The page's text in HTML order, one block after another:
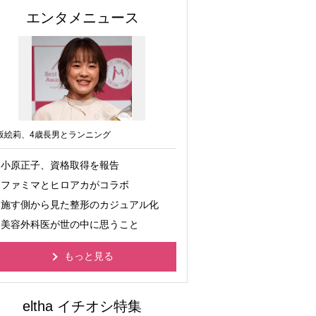
エンタメニュース
絵莉、4歳長男とランニング
小原正子、資格取得を報告
ファミマとヒロアカがコラボ
施す側から見た整形のカジュアル化
美容外科医が世の中に思うこと
もっと見る